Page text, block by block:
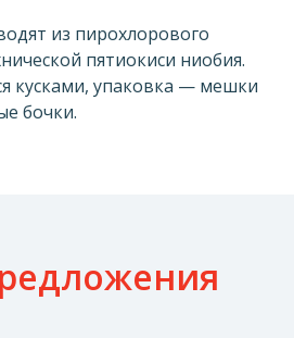
из пирохлорового
пятиокиси ниобия.
кусками, упаковка — мешки
бочки.